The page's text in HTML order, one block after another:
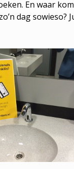
En waar
dag sowieso?